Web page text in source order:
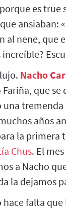
es true
ansiaban:
al nene,
Nacho
Fariña, que
una
años
la primera
Chus. El
a Nacho
la dejamos
hace falta